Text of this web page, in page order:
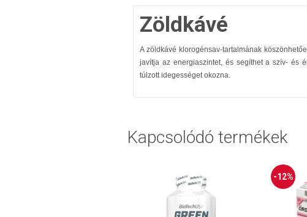
Zöldkávé
A zöldkávé klorogénsav-tartalmának
javítja az energiaszintet, és segíthet a szív- és
túlzott idegességet okozna.
Kapcsolódó termékek
-12%